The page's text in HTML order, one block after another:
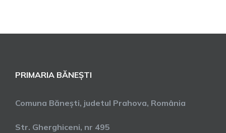
PRIMARIA BĂNEȘTI
Comuna Bănești, judetul Prahova, România
Str. Gherghiceni, nr 495